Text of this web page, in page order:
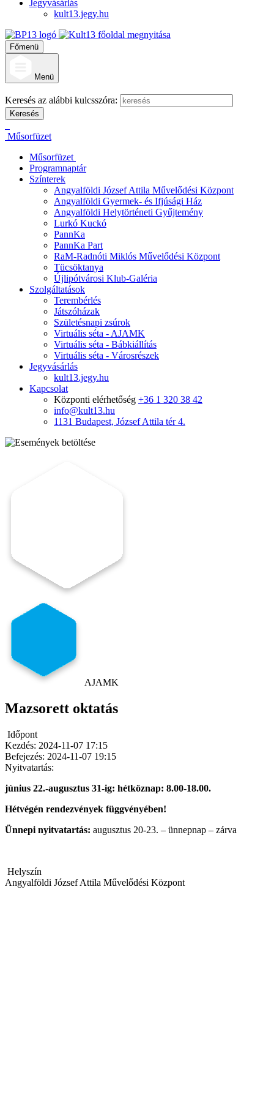
Jegyvásárlás
kult13.jegy.hu
Főmenü
Menü
Keresés az alábbi kulcsszóra:
Műsorfüzet
Műsorfüzet
Programnaptár
Színterek
Angyalföldi József Attila Művelődési Központ
Angyalföldi Gyermek- és Ifjúsági Ház
Angyalföldi Helytörténeti Gyűjtemény
Lurkó Kuckó
PannKa
PannKa Part
RaM-Radnóti Miklós Művelődési Központ
Tücsöktanya
Újlipótvárosi Klub-Galéria
Szolgáltatások
Terembérlés
Játszóházak
Születésnapi zsúrok
Virtuális séta - AJAMK
Virtuális séta - Bábkiállítás
Virtuális séta - Városrészek
Jegyvásárlás
kult13.jegy.hu
Kapcsolat
Központi elérhetőség +36 1 320 38 42
info@kult13.hu
1131 Budapest, József Attila tér 4.
AJAMK
Mazsorett oktatás
Időpont
Kezdés: 2024-11-07 17:15
Befejezés: 2024-11-07 19:15
Nyitvatartás:
június 22.-augusztus 31-ig: hétköznap: 8.00-18.00.
Hétvégén rendezvények függvényében!
Ünnepi nyitvatartás: augusztus 20-23. – ünnepnap – zárva
Helyszín
Angyalföldi József Attila Művelődési Központ